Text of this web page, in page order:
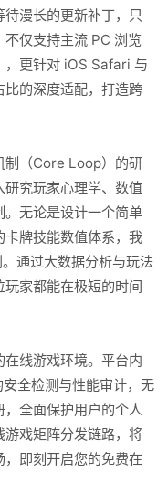
漫长的更新补丁，只
仅支持主流 PC 浏览
更针对 iOS Safari 与
的深度适配，打造跨
制（Core Loop）的研
究玩家心理学、数值
无论是设计一个简单
牌技能数值体系，我
通过大数据分析与玩法
家都能在极短的时间
线游戏环境。平台内
全检测与性能审计，无
全面保护用户的个人
戏矩阵分发链路，将
即刻开启您的免费在